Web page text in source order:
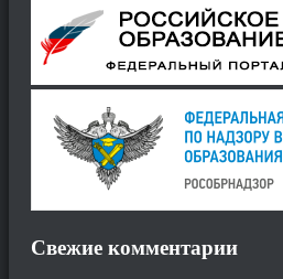
Свежие комментарии